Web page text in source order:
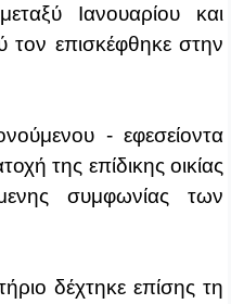
Ιανουαρίου και
επισκέφθηκε στην
‑ εφεσείοντα
της επίδικης οικίας
συμφωνίας των
δέχτηκε επίσης τη